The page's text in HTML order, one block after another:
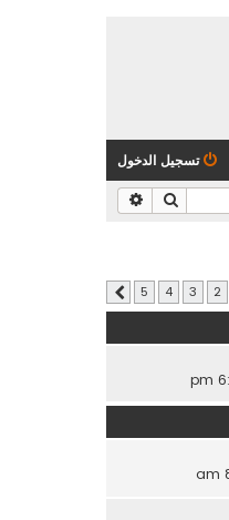
تسجيل الدخول
بحث
2
3
4
5 التالي